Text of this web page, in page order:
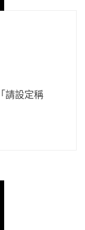
請設定稱